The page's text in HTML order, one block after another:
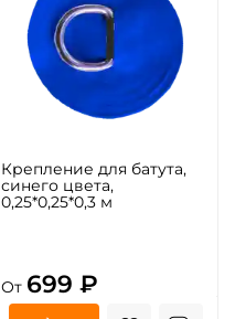
Крепление для батута,
синего цвета,
0,25*0,25*0,3 м
От 699 ₽